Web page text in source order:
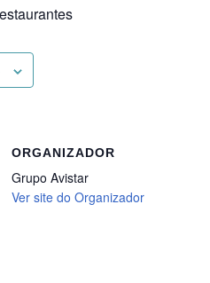
ORGANIZADOR
Grupo Avistar
Ver site do Organizador